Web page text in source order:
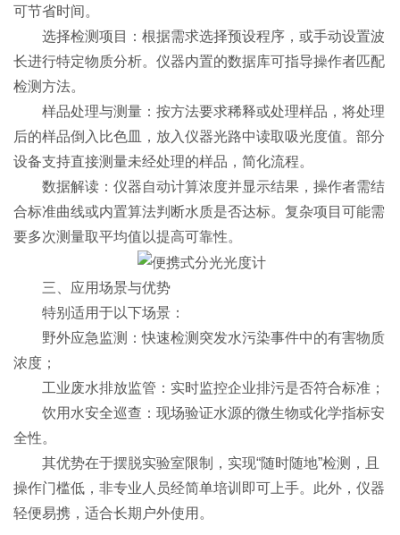
可节省时间。
​​选择检测项目​​：根据需求选择预设程序，或手动设置波
长进行特定物质分析。仪器内置的数据库可指导操作者匹配
检测方法。
​​样品处理与测量​​：按方法要求稀释或处理样品，将处理
后的样品倒入比色皿，放入仪器光路中读取吸光度值。部分
设备支持直接测量未经处理的样品，简化流程。
​​数据解读​​：仪器自动计算浓度并显示结果，操作者需结
合标准曲线或内置算法判断水质是否达标。复杂项目可能需
要多次测量取平均值以提高可靠性。
​​三、应用场景与优势​​
特别适用于以下场景：
​​野外应急监测​​：快速检测突发水污染事件中的有害物质
浓度；
​​工业废水排放监管​​：实时监控企业排污是否符合标准；
​​饮用水安全巡查​​：现场验证水源的微生物或化学指标安
全性。
其优势在于摆脱实验室限制，实现“随时随地”检测，且
操作门槛低，非专业人员经简单培训即可上手。此外，仪器
轻便易携，适合长期户外使用。